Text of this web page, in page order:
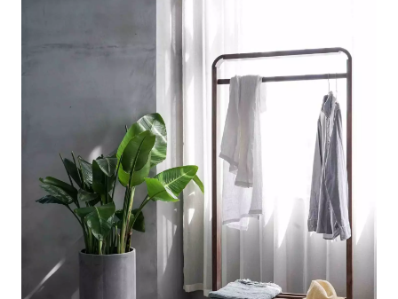
科技
社會